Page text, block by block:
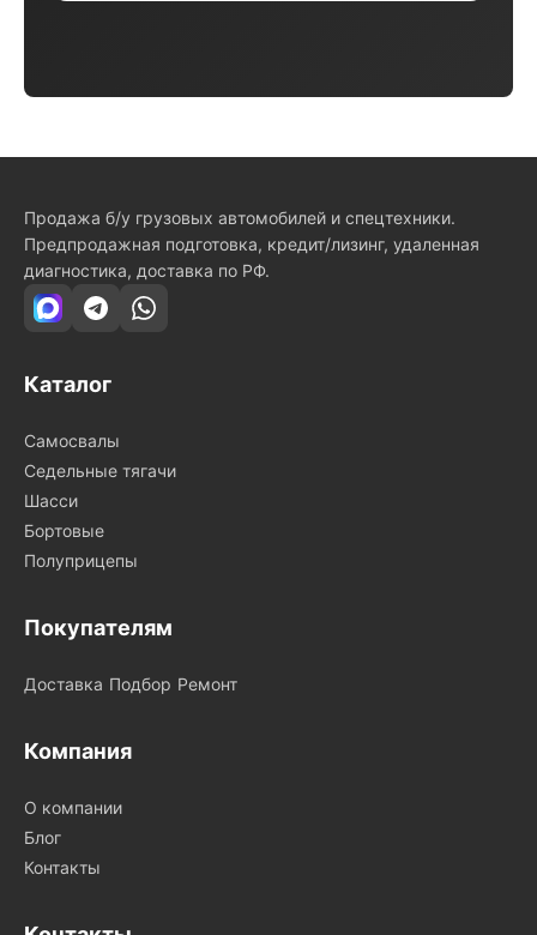
Продажа б/у грузовых автомобилей и спецтехники.
Предпродажная подготовка, кредит/лизинг, удаленная
диагностика, доставка по РФ.
Каталог
Самосвалы
Седельные тягачи
Шасси
Бортовые
Полуприцепы
Покупателям
Доставка Подбор Ремонт
Компания
О компании
Блог
Контакты